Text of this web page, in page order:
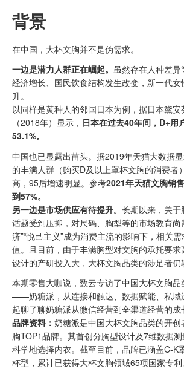
背景
在中国，大杯文胸并不是伪需求。
一边是潜力人群正在崛起。 虽然存在人种差
经济增长、国民饮食结构发生改变，新一代
升。
以同样是黄种人的邻国日本为例，据日本黛
（2018年）显示， 日本在过去40年间，D+用
53.1%。
中国也已显露出苗头。据2019年天猫大数据
的丰满人群（购买D及以上罩杯文胸的消费者
高，95后增速明显。参考2021年天猫文胸销
到57%。
另一边是市场供应有待提升。 长期以来，关
话题受到压抑，对尺码、胸型等的市场教育尚
济”“悦己主义”成为消费主流的影响下，相关
值。且目前，由于丰满胸型对文胸的承托要
设计的产研投入大，大杯文胸品类的涉足者仍
本期零售大咖说，数云专访了中国大杯文胸
——奶糖派，从连接和触达、数据赋能、私域
起聊了聊奶糖派从微信经营到全渠道经营的成
品牌资料： 奶糖派是中国大杯文胸品类的开
胸TOP1品牌。其首创分胸型设计及7维数据
科学地选择内衣。截至目前，品牌已涵盖C-K
杯型，累计已获得大杯文胸领域65项国家专利。